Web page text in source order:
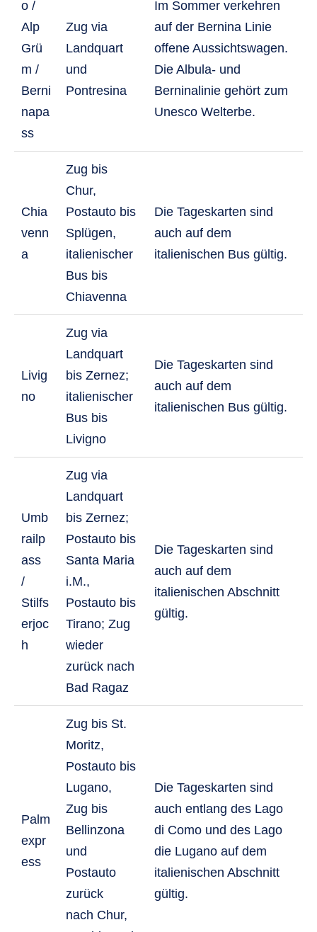
o /
Alp
Grü
m /
Berni
napa
ss
Zug via
Landquart
und
Pontresina
Im Sommer verkehren
auf der Bernina Linie
offene Aussichtswagen.
Die Albula- und
Berninalinie gehört zum
Unesco Welterbe.
Chia
venn
a
Zug bis
Chur,
Postauto bis
Splügen,
italienischer
Bus bis
Chiavenna
Die Tageskarten sind
auch auf dem
italienischen Bus gültig.
Livig
no
Zug via
Landquart
bis Zernez;
italienischer
Bus bis
Livigno
Die Tageskarten sind
auch auf dem
italienischen Bus gültig.
Umb
railp
ass
/
Stilfs
erjoc
h
Zug via
Landquart
bis Zernez;
Postauto bis
Santa Maria
i.M.,
Postauto bis
Tirano; Zug
wieder
zurück nach
Bad Ragaz
Die Tageskarten sind
auch auf dem
italienischen Abschnitt
gültig.
Palm
expr
ess
Zug bis St.
Moritz,
Postauto bis
Lugano,
Zug bis
Bellinzona
und
Postauto
zurück
nach Chur,
Die Tageskarten sind
auch entlang des Lago
di Como und des Lago
die Lugano auf dem
italienischen Abschnitt
gültig.